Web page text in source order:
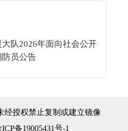
队2026年面向社会公开
员公告
经授权禁止复制或建立镜像
备19005431号-1